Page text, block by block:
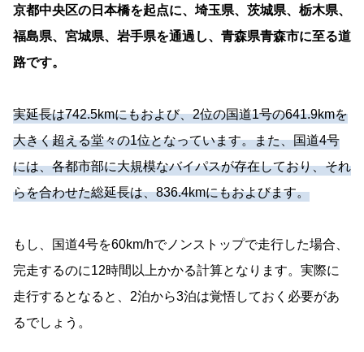
京都中央区の日本橋を起点に、埼玉県、茨城県、栃木県、
福島県、宮城県、岩手県を通過し、青森県青森市に至る道
路です。
実延長は742.5kmにもおよび、2位の国道1号の641.9kmを
大きく超える堂々の1位となっています。また、国道4号
には、各都市部に大規模なバイパスが存在しており、それ
らを合わせた総延長は、836.4kmにもおよびます。
もし、国道4号を60km/hでノンストップで走行した場合、
完走するのに12時間以上かかる計算となります。実際に
走行するとなると、2泊から3泊は覚悟しておく必要があ
るでしょう。